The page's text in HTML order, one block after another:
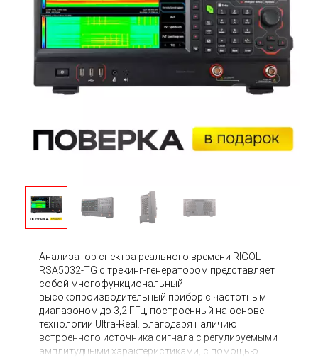
Анализатор спектра реального времени RIGOL
RSA5032-TG с трекинг-генератором представляет
собой многофункциональный
высокопроизводительный прибор с частотным
диапазоном до 3,2 ГГц, построенный на основе
технологии Ultra-Real. Благодаря наличию
встроенного источника сигнала с регулируемыми
амплитудными характеристиками, с помощью